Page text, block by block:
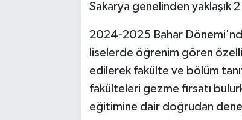
Sakarya genelinden yaklaşık
2024-2025 Bahar
liselerde öğrenim gören
edilerek fakülte ve bölüm
fakülteleri gezme fırsatı
eğitimine dair doğrudan